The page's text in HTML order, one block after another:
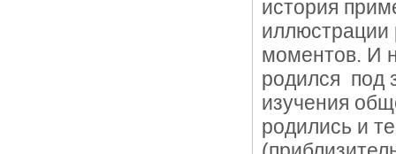
история
моментов. И
родился под
изучения
родились и